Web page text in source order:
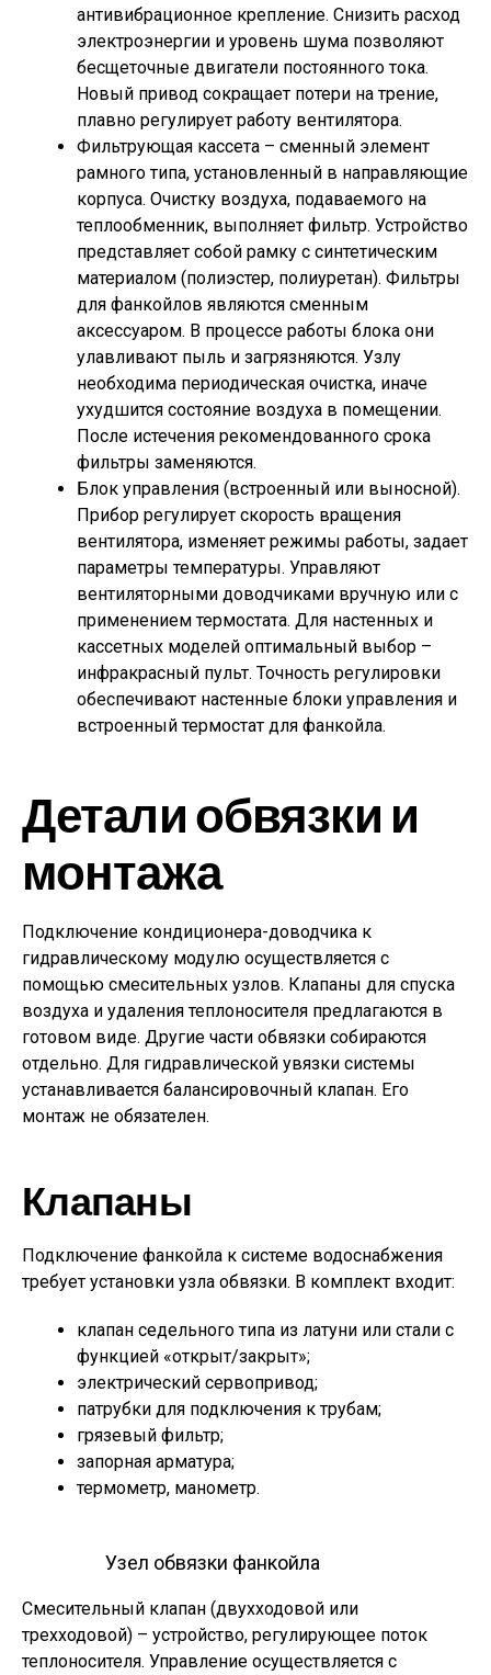
антивибрационное крепление. Снизить расход
электроэнергии и уровень шума позволяют
бесщеточные двигатели постоянного тока.
Новый привод сокращает потери на трение,
плавно регулирует работу вентилятора.
Фильтрующая кассета – сменный элемент
рамного типа, установленный в направляющие
корпуса. Очистку воздуха, подаваемого на
теплообменник, выполняет фильтр. Устройство
представляет собой рамку с синтетическим
материалом (полиэстер, полиуретан). Фильтры
для фанкойлов являются сменным
аксессуаром. В процессе работы блока они
улавливают пыль и загрязняются. Узлу
необходима периодическая очистка, иначе
ухудшится состояние воздуха в помещении.
После истечения рекомендованного срока
фильтры заменяются.
Блок управления (встроенный или выносной).
Прибор регулирует скорость вращения
вентилятора, изменяет режимы работы, задает
параметры температуры. Управляют
вентиляторными доводчиками вручную или с
применением термостата. Для настенных и
кассетных моделей оптимальный выбор –
инфракрасный пульт. Точность регулировки
обеспечивают настенные блоки управления и
встроенный термостат для фанкойла.
Детали обвязки и
монтажа
Подключение кондиционера-доводчика к
гидравлическому модулю осуществляется с
помощью смесительных узлов. Клапаны для спуска
воздуха и удаления теплоносителя предлагаются в
готовом виде. Другие части обвязки собираются
отдельно. Для гидравлической увязки системы
устанавливается балансировочный клапан. Его
монтаж не обязателен.
Клапаны
Подключение фанкойла к системе водоснабжения
требует установки узла обвязки. В комплект входит:
клапан седельного типа из латуни или стали с
функцией «открыт/закрыт»;
электрический сервопривод;
патрубки для подключения к трубам;
грязевый фильтр;
запорная арматура;
термометр, манометр.
Узел обвязки фанкойла
Смесительный клапан (двухходовой или
трехходовой) – устройство, регулирующее поток
теплоносителя. Управление осуществляется с